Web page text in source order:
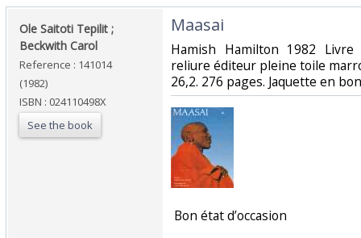
‎Ole Saitoti Tepilit ;
Beckwith Carol ‎
Reference : 141014
(1982)
ISBN : 024110498X
See the book
‎Maasai ‎
‎Hamish Hamilton 1982
reliure éditeur pleine toile
26,2. 276 pages. Jaquette en
‎ Bon état d’occasion ‎